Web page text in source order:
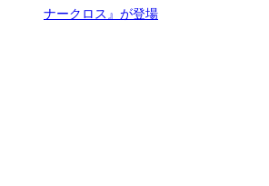
ナークロス』が登場